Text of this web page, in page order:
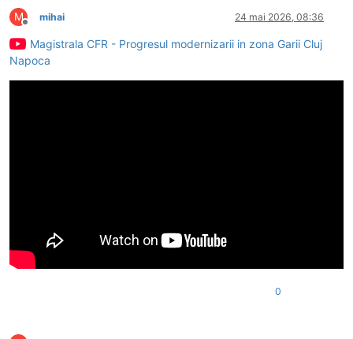
M
Deconectat
mihai 24 mai 2026, 08:36
Magistrala CFR - Progresul modernizarii in zona Garii Cluj
Napoca
0